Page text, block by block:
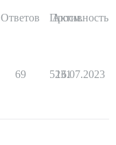
Ответов Просм.
Активность
69 5231
16.07.2023